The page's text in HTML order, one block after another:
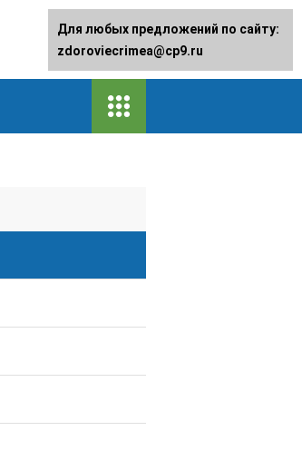
Для любых предложений по сайту:
zdoroviecrimea@cp9.ru